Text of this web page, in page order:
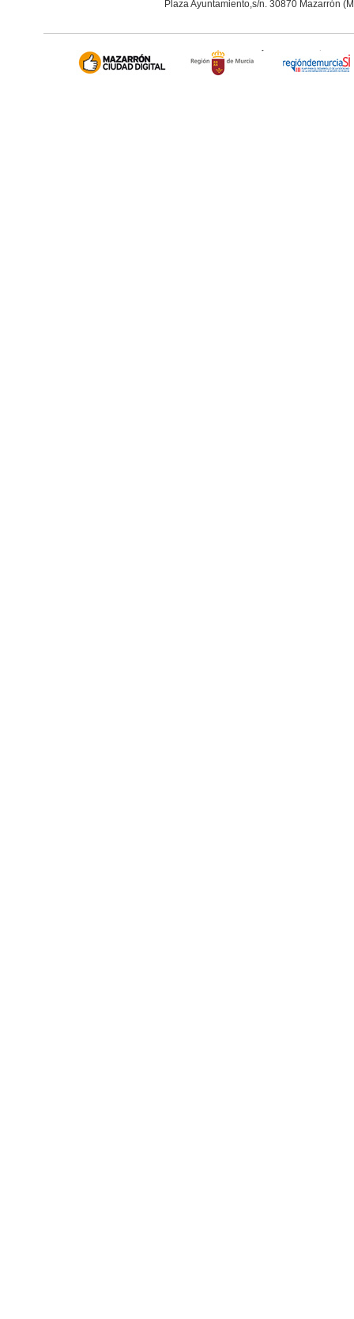
Plaza Ayuntamiento,s/n. 30870 Mazarrón